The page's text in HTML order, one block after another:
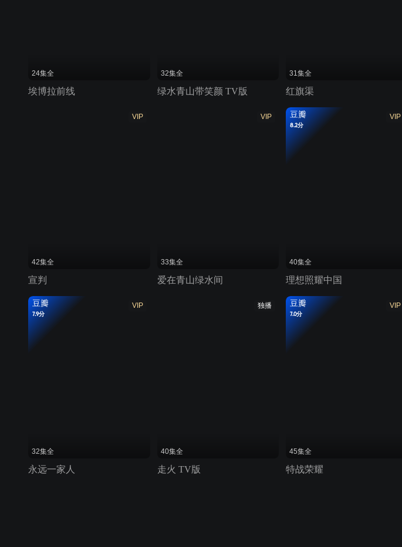
24集全
埃博拉前线
32集全
绿水青山带笑颜 TV版
31集全
红旗渠
VIP
42集全
宣判
VIP
33集全
爱在青山绿水间
VIP
豆瓣
8.2分
40集全
理想照耀中国
VIP
豆瓣
7.9分
32集全
永远一家人
独播
40集全
走火 TV版
VIP
豆瓣
7.0分
45集全
特战荣耀